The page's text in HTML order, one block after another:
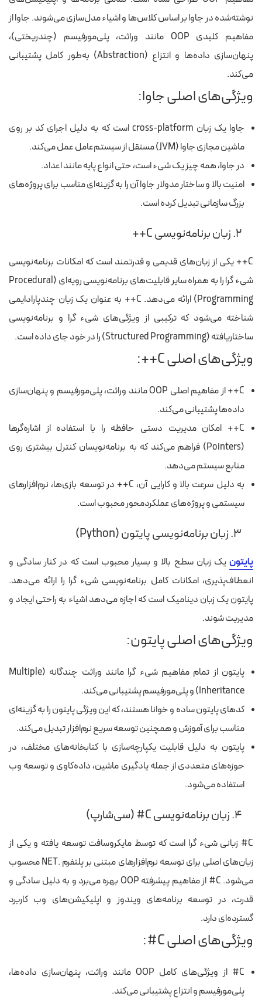
نوشته‌شده در جاوا بر اساس کلاس‌ها و اشیاء مدل‌سازی می‌شوند. جاوا از
مفاهیم کلیدی OOP مانند وراثت، پلی‌مورفیسم (چندریختی)،
پنهان‌سازی داده‌ها و انتزاع (Abstraction) به‌طور کامل پشتیبانی
می‌کند.
ویژگی‌های اصلی جاوا:
جاوا یک زبان cross-platform است که به دلیل اجرای کد بر روی
ماشین مجازی جاوا (JVM) مستقل از سیستم‌عامل عمل می‌کند.
در جاوا، همه چیز یک شیء است، حتی انواع پایه مانند اعداد.
امنیت بالا و ساختار مدولار جاوا آن را به گزینه‌ای مناسب برای پروژه‌های
بزرگ سازمانی تبدیل کرده است.
۲. زبان برنامه‌نویسی C++
C++ یکی از زبان‌های قدیمی و قدرتمند است که امکانات برنامه‌نویسی
شیء گرا را به همراه سایر قابلیت‌های برنامه‌نویسی رویه‌ای (Procedural
Programming) ارائه می‌دهد. C++ به عنوان یک زبان چند‌پارادایمی
شناخته می‌شود که ترکیبی از ویژگی‌های شیء گرا و برنامه‌نویسی
ساختاریافته (Structured Programming) را در خود جای داده است.
ویژگی‌های اصلی C++:
C++ از مفاهیم اصلی OOP مانند وراثت، پلی‌مورفیسم و پنهان‌سازی
داده‌ها پشتیبانی می‌کند.
C++ امکان مدیریت دستی حافظه را با استفاده از اشاره‌گرها
(Pointers) فراهم می‌کند که به برنامه‌نویسان کنترل بیشتری روی
منابع سیستم می‌دهد.
به دلیل سرعت بالا و کارایی آن، C++ در توسعه بازی‌ها، نرم‌افزارهای
سیستمی و پروژه‌های عملکردمحور محبوب است.
۳. زبان برنامه‌نویسی پایتون (Python)
پایتون یک زبان سطح بالا و بسیار محبوب است که در کنار سادگی و
انعطاف‌پذیری، امکانات کامل برنامه‌نویسی شیء گرا را ارائه می‌دهد.
پایتون یک زبان دینامیک است که اجازه می‌دهد اشیاء به راحتی ایجاد و
مدیریت شوند.
ویژگی‌های اصلی پایتون:
پایتون از تمام مفاهیم شیء گرا مانند وراثت چندگانه (Multiple
Inheritance) و پلی‌مورفیسم پشتیبانی می‌کند.
کدهای پایتون ساده و خوانا هستند، که این ویژگی پایتون را به گزینه‌ای
مناسب برای آموزش و همچنین توسعه سریع نرم‌افزار تبدیل می‌کند.
پایتون به دلیل قابلیت یکپارچه‌سازی با کتابخانه‌های مختلف، در
حوزه‌های متعددی از جمله یادگیری ماشین، داده‌کاوی و توسعه وب
استفاده می‌شود.
۴. زبان برنامه‌نویسی C# (سی‌شارپ)
C# زبانی شیء گرا است که توسط مایکروسافت توسعه یافته و یکی از
زبان‌های اصلی برای توسعه نرم‌افزارهای مبتنی بر پلتفرم .NET محسوب
می‌شود. C# از مفاهیم پیشرفته OOP بهره می‌برد و به دلیل سادگی و
قدرت، در توسعه برنامه‌های ویندوز و اپلیکیشن‌های وب کاربرد
گسترده‌ای دارد.
ویژگی‌های اصلی C#:
C# از ویژگی‌های کامل OOP مانند وراثت، پنهان‌سازی داده‌ها،
پلی‌مورفیسم و انتزاع پشتیبانی می‌کند.